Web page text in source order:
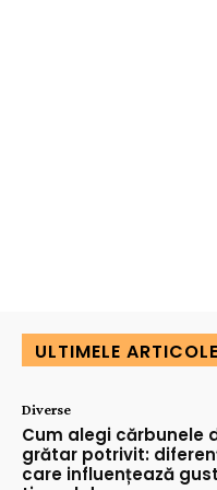
ULTIMELE ARTICOLE
Diverse
Cum alegi cărbunele
grătar potrivit:
care influențează